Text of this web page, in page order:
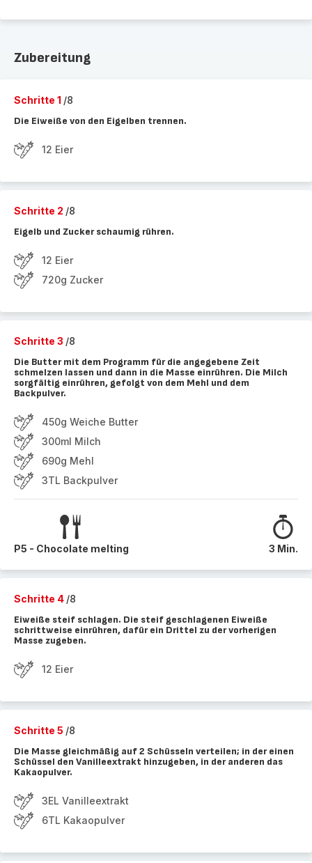
Zubereitung
Schritte 1 /8
Die Eiweiße von den Eigelben trennen.
12 Eier
Schritte 2 /8
Eigelb und Zucker schaumig rühren.
12 Eier
720g Zucker
Schritte 3 /8
Die Butter mit dem Programm für die angegebene Zeit
schmelzen lassen und dann in die Masse einrühren. Die Milch
sorgfältig einrühren, gefolgt von dem Mehl und dem
Backpulver.
450g Weiche Butter
300ml Milch
690g Mehl
3TL Backpulver
P5 - Chocolate melting 3 Min.
Schritte 4 /8
Eiweiße steif schlagen. Die steif geschlagenen Eiweiße
schrittweise einrühren, dafür ein Drittel zu der vorherigen
Masse zugeben.
12 Eier
Schritte 5 /8
Die Masse gleichmäßig auf 2 Schüsseln verteilen; in der einen
Schüssel den Vanilleextrakt hinzugeben, in der anderen das
Kakaopulver.
3EL Vanilleextrakt
6TL Kakaopulver